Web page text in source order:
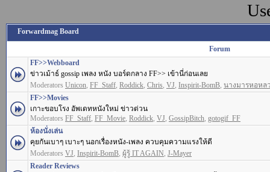
Forwardmag Board
Forum
FF>>Webboard
ข่าวเม้าธ์ gossip เพลง หนัง บอร์ดกลาง FF>> เข้านี่ก่อนเลย
Moderators Unicon, FF_Staff, Roddick, Chris, VJ, Inspirit-BomB, นางมารหอหล
FF>>Movies
เกาะขอบโรง อัพเดทหนังใหม่ ข่าวด่วน
Moderators FF_Staff, FF_Movie, Roddick, VJ, GossipBitch, gotogif_FF
ห้องนั่งเล่น
คุยกันเบาๆ เบาะๆ นอกเรื่องหนัง-เพลง ควบคุมความแรงให้ดี
Moderators VJ, Inspirit-BomB, ผู้รู้ IT AGAIN, J-Mayer
Reader Reviews